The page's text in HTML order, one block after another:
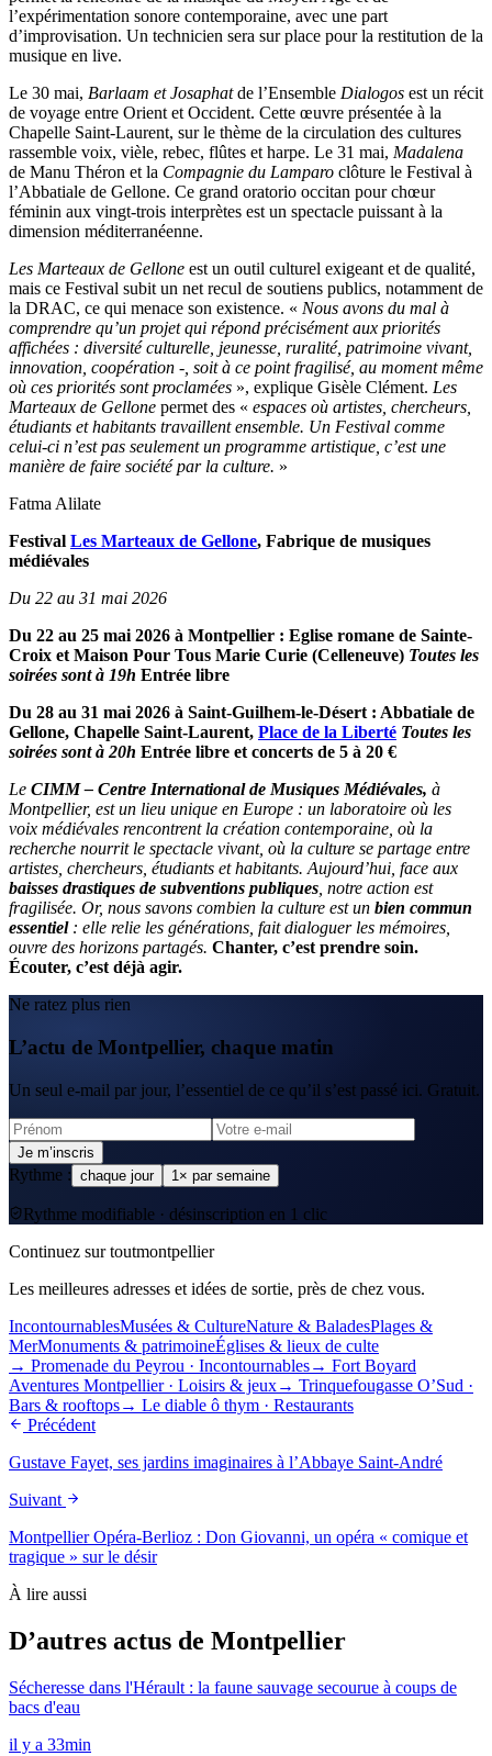
l’expérimentation sonore contemporaine, avec une part
d’improvisation. Un technicien sera sur place pour la restitution de la
musique en live.
Le 30 mai, Barlaam et Josaphatde l’Ensemble Dialogos est un récit
de voyage entre Orient et Occident. Cette œuvre présentée à la
Chapelle Saint-Laurent, sur le thème de la circulation des cultures
rassemble voix, vièle, rebec, flûtes et harpe. Le 31 mai, Madalena
de Manu Théron et la Compagnie du Lamparo clôture le Festival à
l’Abbatiale de Gellone. Ce grand oratorio occitan pour chœur
féminin aux vingt-trois interprètes est un spectacle puissant à la
dimension méditerranéenne.
Les Marteaux de Gellone est un outil culturel exigeant et de qualité,
mais ce Festival subit un net recul de soutiens publics, notamment de
la DRAC, ce qui menace son existence. « Nous avons du mal à
comprendre qu’un projet qui répond précisément aux priorités
affichées : diversité culturelle, jeunesse, ruralité, patrimoine vivant,
innovation, coopération -, soit à ce point fragilisé, au moment même
où ces priorités sont proclamées », explique Gisèle Clément. Les
Marteaux de Gellone permet des « espaces où artistes, chercheurs,
étudiants et habitants travaillent ensemble. Un Festival comme
celui-ci n’est pas seulement un programme artistique, c’est une
manière de faire société par la culture. »
Fatma Alilate
Festival Les Marteaux de Gellone, Fabrique de musiques
médiévales
Du 22 au 31 mai 2026
Du 22 au 25 mai 2026 à Montpellier : Eglise romane de Sainte-
Croix et Maison Pour Tous Marie Curie (Celleneuve) Toutes les
soirées sont à 19h Entrée libre
Du 28 au 31 mai 2026 à Saint-Guilhem-le-Désert : Abbatiale de
Gellone, Chapelle Saint-Laurent, Place de la Liberté Toutes les
soirées sont à 20h Entrée libre et concerts de 5 à 20 €
Le CIMM – Centre International de Musiques Médiévales, à
Montpellier, est un lieu unique en Europe : un laboratoire où les
voix médiévales rencontrent la création contemporaine, où la
recherche nourrit le spectacle vivant, où la culture se partage entre
artistes, chercheurs, étudiants et habitants. Aujourd’hui, face aux
baisses drastiques de subventions publiques, notre action est
fragilisée. Or, nous savons combien la culture est un bien commun
essentiel: elle relie les générations, fait dialoguer les mémoires,
ouvre des horizons partagés. Chanter, c’est prendre soin.
Écouter, c’est déjà agir.
Ne ratez plus rien
L’actu de Montpellier, chaque matin
Un seul e-mail par jour, l’essentiel de ce qu’il s’est passé ici. Gratuit.
Je m’inscris
Rythme : chaque jour 1× par semaine
Rythme modifiable · désinscription en 1 clic
Continuez sur toutmontpellier
Les meilleures adresses et idées de sortie, près de chez vous.
IncontournablesMusées & CultureNature & BaladesPlages &
MerMonuments & patrimoineÉglises & lieux de culte
→ Promenade du Peyrou · Incontournables→ Fort Boyard
Aventures Montpellier · Loisirs & jeux→ Trinquefougasse O’Sud ·
Bars & rooftops→ Le diable ô thym · Restaurants
Précédent
Gustave Fayet, ses jardins imaginaires à l’Abbaye Saint-André
Suivant
Montpellier Opéra-Berlioz : Don Giovanni, un opéra « comique et
tragique » sur le désir
À lire aussi
D’autres actus de Montpellier
Sécheresse dans l'Hérault : la faune sauvage secourue à coups de
bacs d'eau
il y a 33min